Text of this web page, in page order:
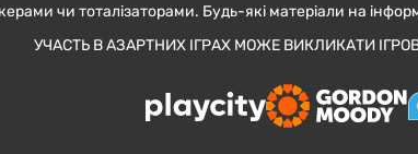
чи тоталізаторами. Будь-які матеріали на
УЧАСТЬ В АЗАРТНИХ ІГРАХ МОЖЕ ВИКЛИКАТИ